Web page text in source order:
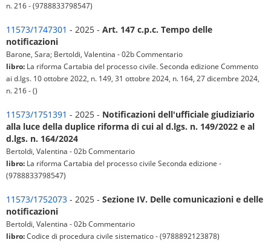
n. 216 - (9788833798547)
11573/1747301 - 2025 - Art. 147 c.p.c. Tempo delle
notificazioni
Barone, Sara; Bertoldi, Valentina - 02b Commentario
libro: La riforma Cartabia del processo civile. Seconda edizione Commento
ai d.lgs. 10 ottobre 2022, n. 149, 31 ottobre 2024, n. 164, 27 dicembre 2024,
n. 216 - ()
11573/1751391 - 2025 - Notificazioni dell'ufficiale giudiziario
alla luce della duplice riforma di cui al d.lgs. n. 149/2022 e al
d.lgs. n. 164/2024
Bertoldi, Valentina - 02b Commentario
libro: La riforma Cartabia del processo civile Seconda edizione -
(9788833798547)
11573/1752073 - 2025 - Sezione IV. Delle comunicazioni e delle
notificazioni
Bertoldi, Valentina - 02b Commentario
libro:Codice di procedura civile sistematico - (9788892123878)